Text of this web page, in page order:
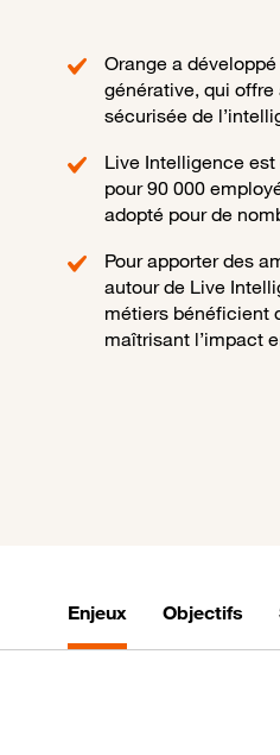
Orange a
générative, qui
sécurisée de
Live Intelligence
pour 90 000
adopté pour de
Pour apporter des
autour de Live
métiers bénéficient
maîtrisant l’impact
Enjeux Objectifs